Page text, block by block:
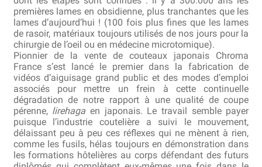
Partenaires
Plan du site
Politique de confidentialité
Politique en matière de remboursements et de retours
Questions / Réponses
Questions-Réponses?
premières lames en obsidienne, plus tranchantes que les
lames d’aujourd’hui ! (100 fois plus fines que les lames
de rasoir, matériaux toujours utilisés de nos jours pour la
chirurgie de l’oeil ou en médecine microtomique).
Pionnier de la vente de couteaux japonais Chroma
France s’est lancé le premier dans la fabrication de
vidéos d’aiguisage grand public et des modes d’emploi
associés pour mettre un frein à cette continuelle
dégradation de notre rapport à une qualité de coupe
pérenne, lirehaga en japonais. Le travail semble payer
puisque l’industrie coutelière a suivi le mouvement,
délaissant peu à peu ces réflexes qui ne mènent à rien,
comme les fusils, hélas toujours en démonstration dans
les formations hôtelières au corps défendant des futurs